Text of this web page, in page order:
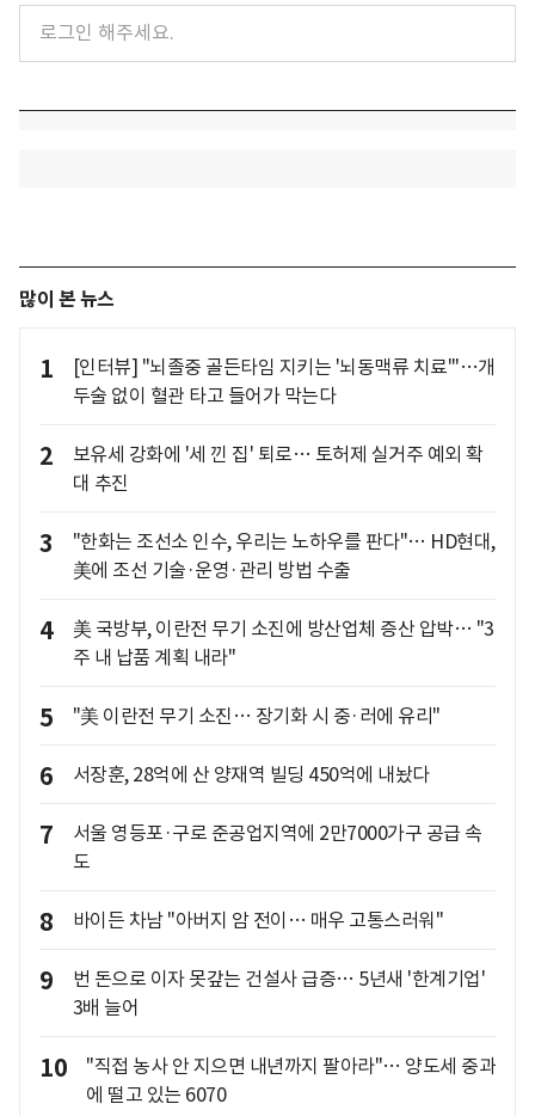
많이 본 뉴스
1
[인터뷰] "뇌졸중 골든타임 지키는 '뇌동맥류 치료'"…개
두술 없이 혈관 타고 들어가 막는다
2
보유세 강화에 '세 낀 집' 퇴로… 토허제 실거주 예외 확
대 추진
3
"한화는 조선소 인수, 우리는 노하우를 판다"… HD현대,
美에 조선 기술·운영·관리 방법 수출
4
美 국방부, 이란전 무기 소진에 방산업체 증산 압박… "3
주 내 납품 계획 내라"
5 "美 이란전 무기 소진… 장기화 시 중·러에 유리"
6 서장훈, 28억에 산 양재역 빌딩 450억에 내놨다
7
서울 영등포·구로 준공업지역에 2만7000가구 공급 속
도
8 바이든 차남 "아버지 암 전이… 매우 고통스러워"
9
번 돈으로 이자 못갚는 건설사 급증… 5년새 '한계기업'
3배 늘어
10
"직접 농사 안 지으면 내년까지 팔아라"… 양도세 중과
에 떨고 있는 6070